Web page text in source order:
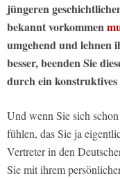
jüngeren
bekannt vorkommen
umgehend und lehnen
besser, beenden Sie
durch ein
Und wenn Sie sich
fühlen, das Sie ja
Vertreter in den
Sie mit ihrem